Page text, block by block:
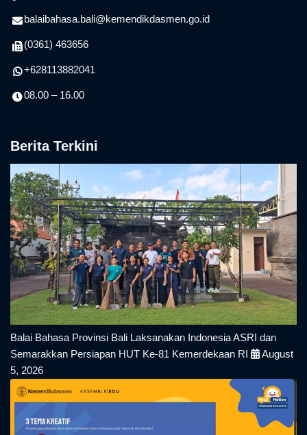
balaibahasa.bali@kemendikdasmen.go.id
(0361) 463656
+628113882041
08.00 – 16.00
Berita Terkini
Balai Bahasa Provinsi Bali Laksanakan Indonesia ASRI dan
Semarakkan Persiapan HUT Ke-81 Kemerdekaan RI
August
5, 2026